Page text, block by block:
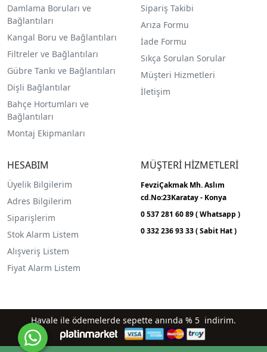
Damlama Boruları ve
Bağlantıları
Kangal Boru ve Bağlantıları
Filtreler ve Bağlantıları
Gübre Tankı ve Bağlantıları
Dişli Bağlantılar
Bahçe Hortumları ve
Bağlantıları
Montaj Ekipmanları
Sipariş Takibi
Arıza Formu
İade Formu
Sıkça Sorulan Sorular
Müşteri Hizmetleri
İletişim
HESABIM
Üyelik Bilgilerim
Adres Bilgilerim
Siparişlerim
Stok Alarm Listem
Alışveriş Listem
Fiyat Alarm Listem
MÜŞTERİ HİZMETLERİ
FevziÇakmak Mh.Aslım
cd.No:23Karatay - Konya
0 537 281 60 89 ( Whatsapp )
0 332 236 93 33 ( Sabit Hat )
Havale ile ödemelerde sepette anında % 5 indirim.